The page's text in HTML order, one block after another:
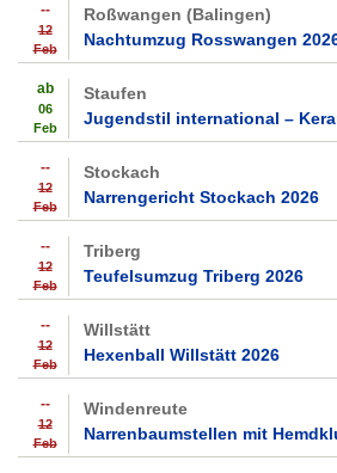
--
12
Feb
Roßwangen (Balingen)
Nachtumzug Rosswangen
ab
06
Feb
Staufen
Jugendstil international –
--
12
Feb
Stockach
Narrengericht Stockach 2026
--
12
Feb
Triberg
Teufelsumzug Triberg 2026
--
12
Feb
Willstätt
Hexenball Willstätt 2026
--
12
Feb
Windenreute
Narrenbaumstellen mit